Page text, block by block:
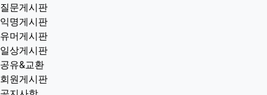
질문게시판
익명게시판
유머게시판
일상게시판
공유&교환
회원게시판